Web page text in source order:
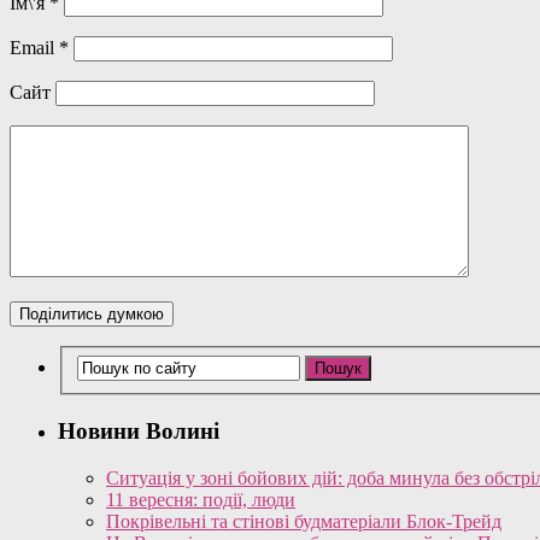
Email *
Сайт
Новини Волині
Ситуація у зоні бойових дій: доба минула без
11 вересня: події, люди
Покрівельні та стінові будматеріали Блок-Трейд